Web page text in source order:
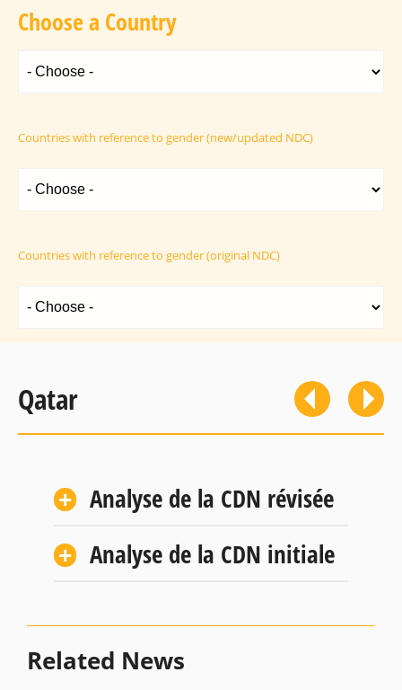
Choose a Country
Countries with reference to gender (new/updated NDC)
Countries with reference to gender (original NDC)
Qatar
Analyse de la CDN révisée
Analyse de la CDN initiale
Related News